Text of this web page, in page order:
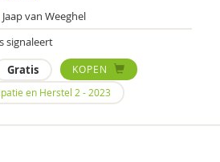
Jaap van Weeghel
signaleert
Gratis
KOPEN
en Herstel 2 - 2023